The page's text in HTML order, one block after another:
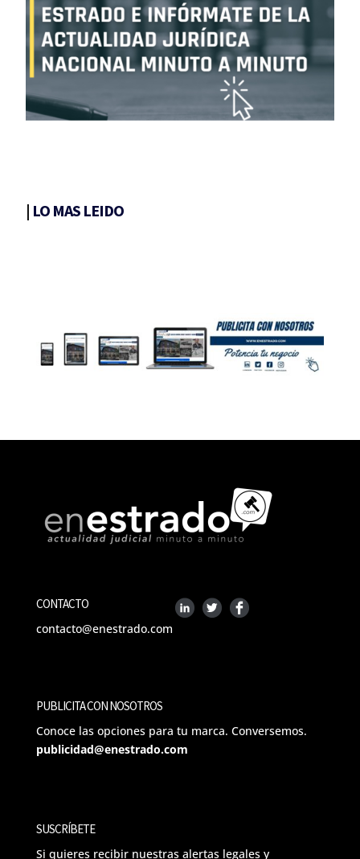
| LO MAS LEIDO
CONTACTO
contacto@enestrado.com
PUBLICITA CON NOSOTROS
Conoce las opciones para tu marca. Conversemos.
publicidad@enestrado.com
SUSCRÍBETE
Si quieres recibir nuestras alertas legales y